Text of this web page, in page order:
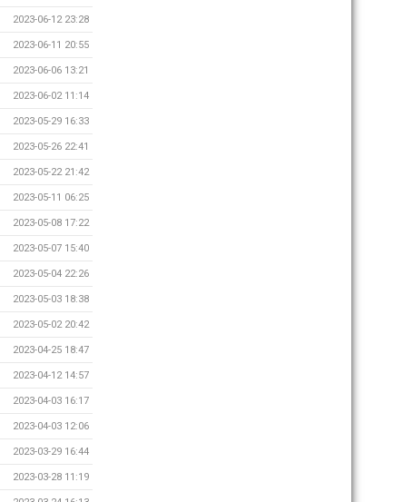
2023-06-12 23:28
2023-06-11 20:55
2023-06-06 13:21
2023-06-02 11:14
2023-05-29 16:33
2023-05-26 22:41
2023-05-22 21:42
2023-05-11 06:25
2023-05-08 17:22
2023-05-07 15:40
2023-05-04 22:26
2023-05-03 18:38
2023-05-02 20:42
2023-04-25 18:47
2023-04-12 14:57
2023-04-03 16:17
2023-04-03 12:06
2023-03-29 16:44
2023-03-28 11:19